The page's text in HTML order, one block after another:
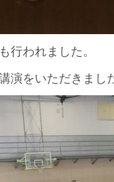
行われました。
をいただきまし